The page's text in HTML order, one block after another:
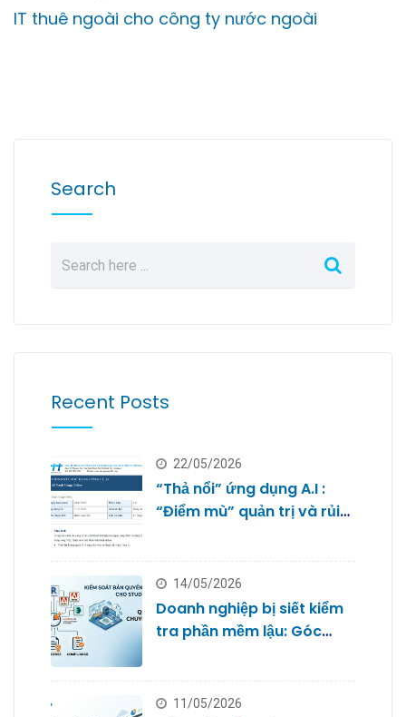
IT thuê ngoài cho công ty nước ngoài
Search
Recent Posts
22/05/2026
“Thả nổi” ứng dụng A.I :
“Điểm mù” quản trị và rủi
14/05/2026
Doanh nghiệp bị siết kiểm
tra phần mềm lậu: Góc
11/05/2026